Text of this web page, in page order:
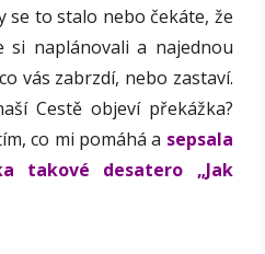
se to stalo nebo čekáte, že
si naplánovali a najednou
vás zabrzdí, nebo zastaví.
Cestě objeví překážka?
co mi pomáhá a sepsala
takové desatero „Jak